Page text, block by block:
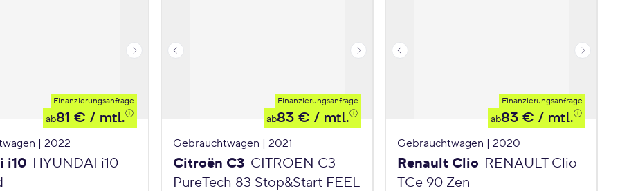
Finanzierungsanfrage
ab81 € / mtl.
| 2022
i10 HYUNDAI i10
Finanzierungsanfrage
ab83 € / mtl.
Gebrauchtwagen | 2021
Citroën C3 CITROEN C3
PureTech 83 Stop&Start FEEL
Finanzierungsanfrage
ab83 € / mtl.
Gebrauchtwagen | 2020
Renault Clio RENAULT Clio
TCe 90 Zen